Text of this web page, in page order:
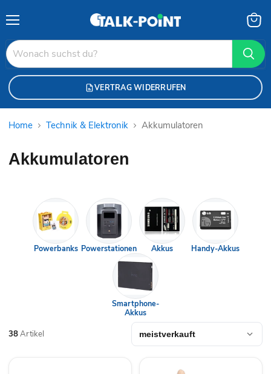
VERTRAG WIDERRUFEN
Home Technik & Elektronik Akkumulatoren
Akkumulatoren
Powerbanks Powerstationen Akkus Handy-Akkus
Smartphone-
Akkus
38Artikel